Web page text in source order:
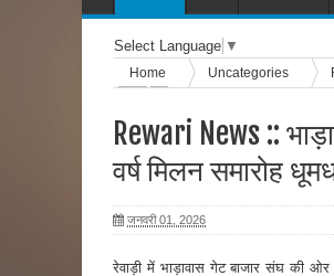
Select Language ▼
Home Uncategories
मनाया गया
Rewari News ::
वर्ष मिलन समारोह
जनवरी 01, 2026
रेवाड़ी में भाड़ावास गेट बाजार संघ की